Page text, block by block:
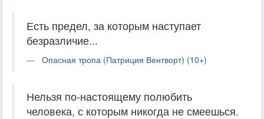
Есть предел, за которым наступает
безразличие...
Опасная тропа (Патриция Вентворт) (10+)
Нельзя по-настоящему полюбить
человека, с которым никогда не смеешься.